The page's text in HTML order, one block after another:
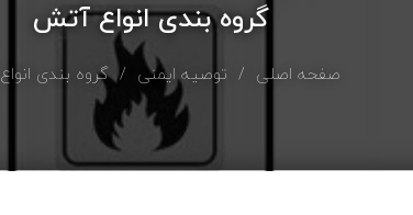
گروه بندی انواع آتش
صفحه اصلی / توصیه ایمنی / گروه بندی